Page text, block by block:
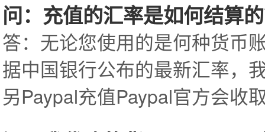
问：充值的汇率是如何结算
答：无论您使用的是何种货币
据中国银行公布的最新汇率，
另Paypal充值Paypal官方会收